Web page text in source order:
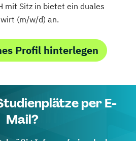
mit Sitz in bietet ein duales
(m/w/d) an.
Profil hinterlegen
per E-
Mail?